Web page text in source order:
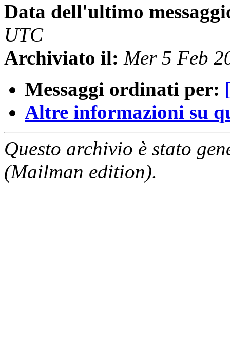
Data dell'ultimo
UTC
Archiviato il: Mer 5 Feb
Messaggi ordinati per:
Altre informazioni su
Questo archivio è stato
(Mailman edition).